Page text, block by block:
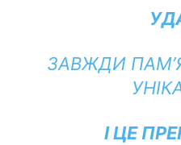
ЗАВЖДИ
І ЦЕ